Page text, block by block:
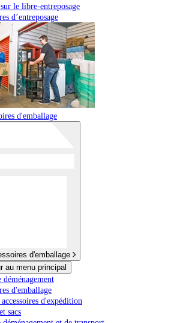
le libre-entreposage
d’entreposage
d'emballage
d'emballage
au menu principal
déménagement
d'emballage
d'expédition
sacs